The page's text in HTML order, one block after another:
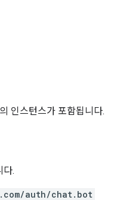
의 인스턴스가 포함됩니다.
다.
auth/chat.bot